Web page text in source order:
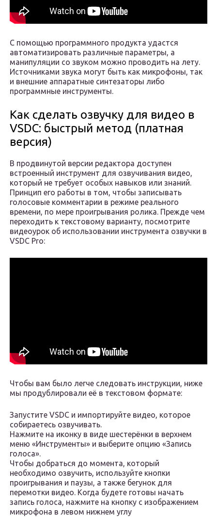
С помощью программного продукта удастся
автоматизировать различные параметры, а
манипуляции со звуком можно проводить на лету.
Источниками звука могут быть как микрофоны, так
и внешние аппаратные синтезаторы либо
программные инструменты.
Как сделать озвучку для видео в
VSDC: быстрый метод (платная
версия)
В продвинутой версии редактора доступен
встроенный инструмент для озвучивания видео,
который не требует особых навыков или знаний.
Принцип его работы в том, чтобы записывать
голосовые комментарии в режиме реального
времени, по мере проигрывания ролика. Прежде чем
переходить к текстовому варианту, посмотрите
видеоурок об использовании инструмента озвучки в
VSDC Pro:
Чтобы вам было легче следовать инструкции, ниже
мы продублировали её в текстовом формате:
Запустите VSDC и импортируйте видео, которое
собираетесь озвучивать.
Нажмите на иконку в виде шестерёнки в верхнем
меню «Инструменты» и выберите опцию «Запись
голоса».
Чтобы добраться до момента, который
необходимо озвучить, используйте кнопки
проигрывания и паузы, а также бегунок для
перемотки видео. Когда будете готовы начать
запись голоса, нажмите на кнопку с изображением
микрофона в левом нижнем углу